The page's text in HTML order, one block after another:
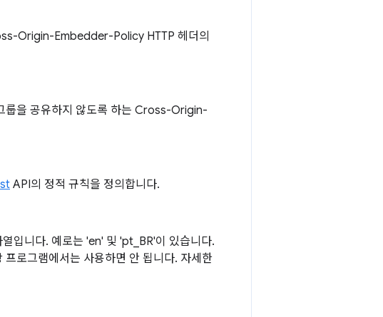
Origin-Embedder-Policy HTTP 헤더의
룹을 공유하지 않도록 하는 Cross-Origin-
API의 정적 규칙을 정의합니다.
입니다. 예로는 'en' 및 'pt_BR'이 있습니다.
로그램에서는 사용하면 안 됩니다. 자세한